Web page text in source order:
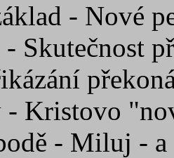
- Nové
- Skutečnost
- Kristovo
- Miluj -